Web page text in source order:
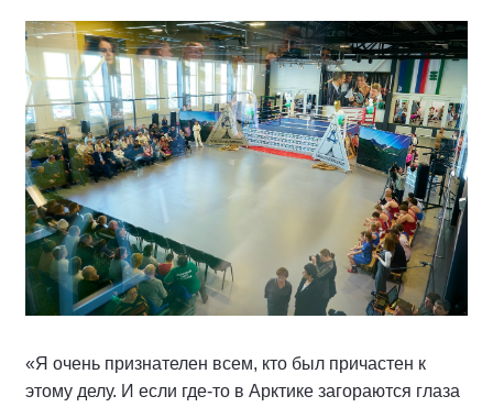
«Я очень признателен всем, кто был причастен к
этому делу. И если где-то в Арктике загораются глаза